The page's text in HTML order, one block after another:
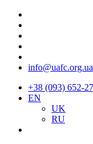
info@uafc.org.ua
+38 (093) 652-
EN
UK
RU